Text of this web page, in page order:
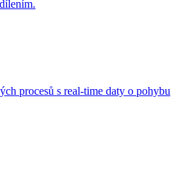
procesů s real-time daty o pohybu